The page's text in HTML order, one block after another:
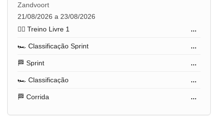
Zandvoort
21/08/2026 a 23/08/2026
🏋️‍♂️ Treino Livre 1
...
🏎️ Classificação Sprint ...
🏁 Sprint ...
🏎️ Classificação ...
🏁 Corrida ...